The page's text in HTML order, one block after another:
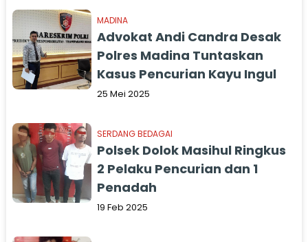
MADINA
Advokat Andi Candra Desak
Polres Madina Tuntaskan
Kasus Pencurian Kayu Ingul
25 Mei 2025
SERDANG BEDAGAI
Polsek Dolok Masihul Ringkus
2 Pelaku Pencurian dan 1
Penadah
19 Feb 2025